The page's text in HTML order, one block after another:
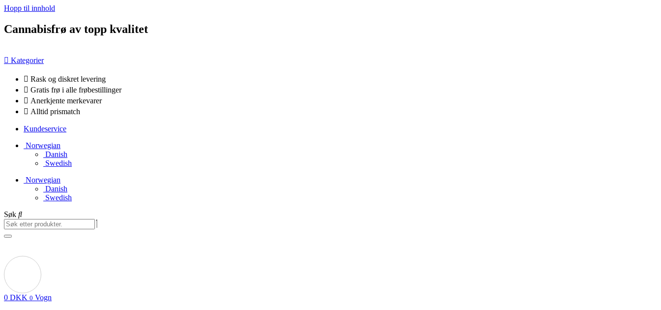
Hopp til innhold
Cannabisfrø av topp kvalitet
Kategorier
Rask og diskret levering
Gratis frø i alle frøbestillinger
Anerkjente merkevarer
Alltid prismatch
Kundeservice
Norwegian
Danish
Swedish
Norwegian
Danish
Swedish
Søk
0 DKK 0 Vogn